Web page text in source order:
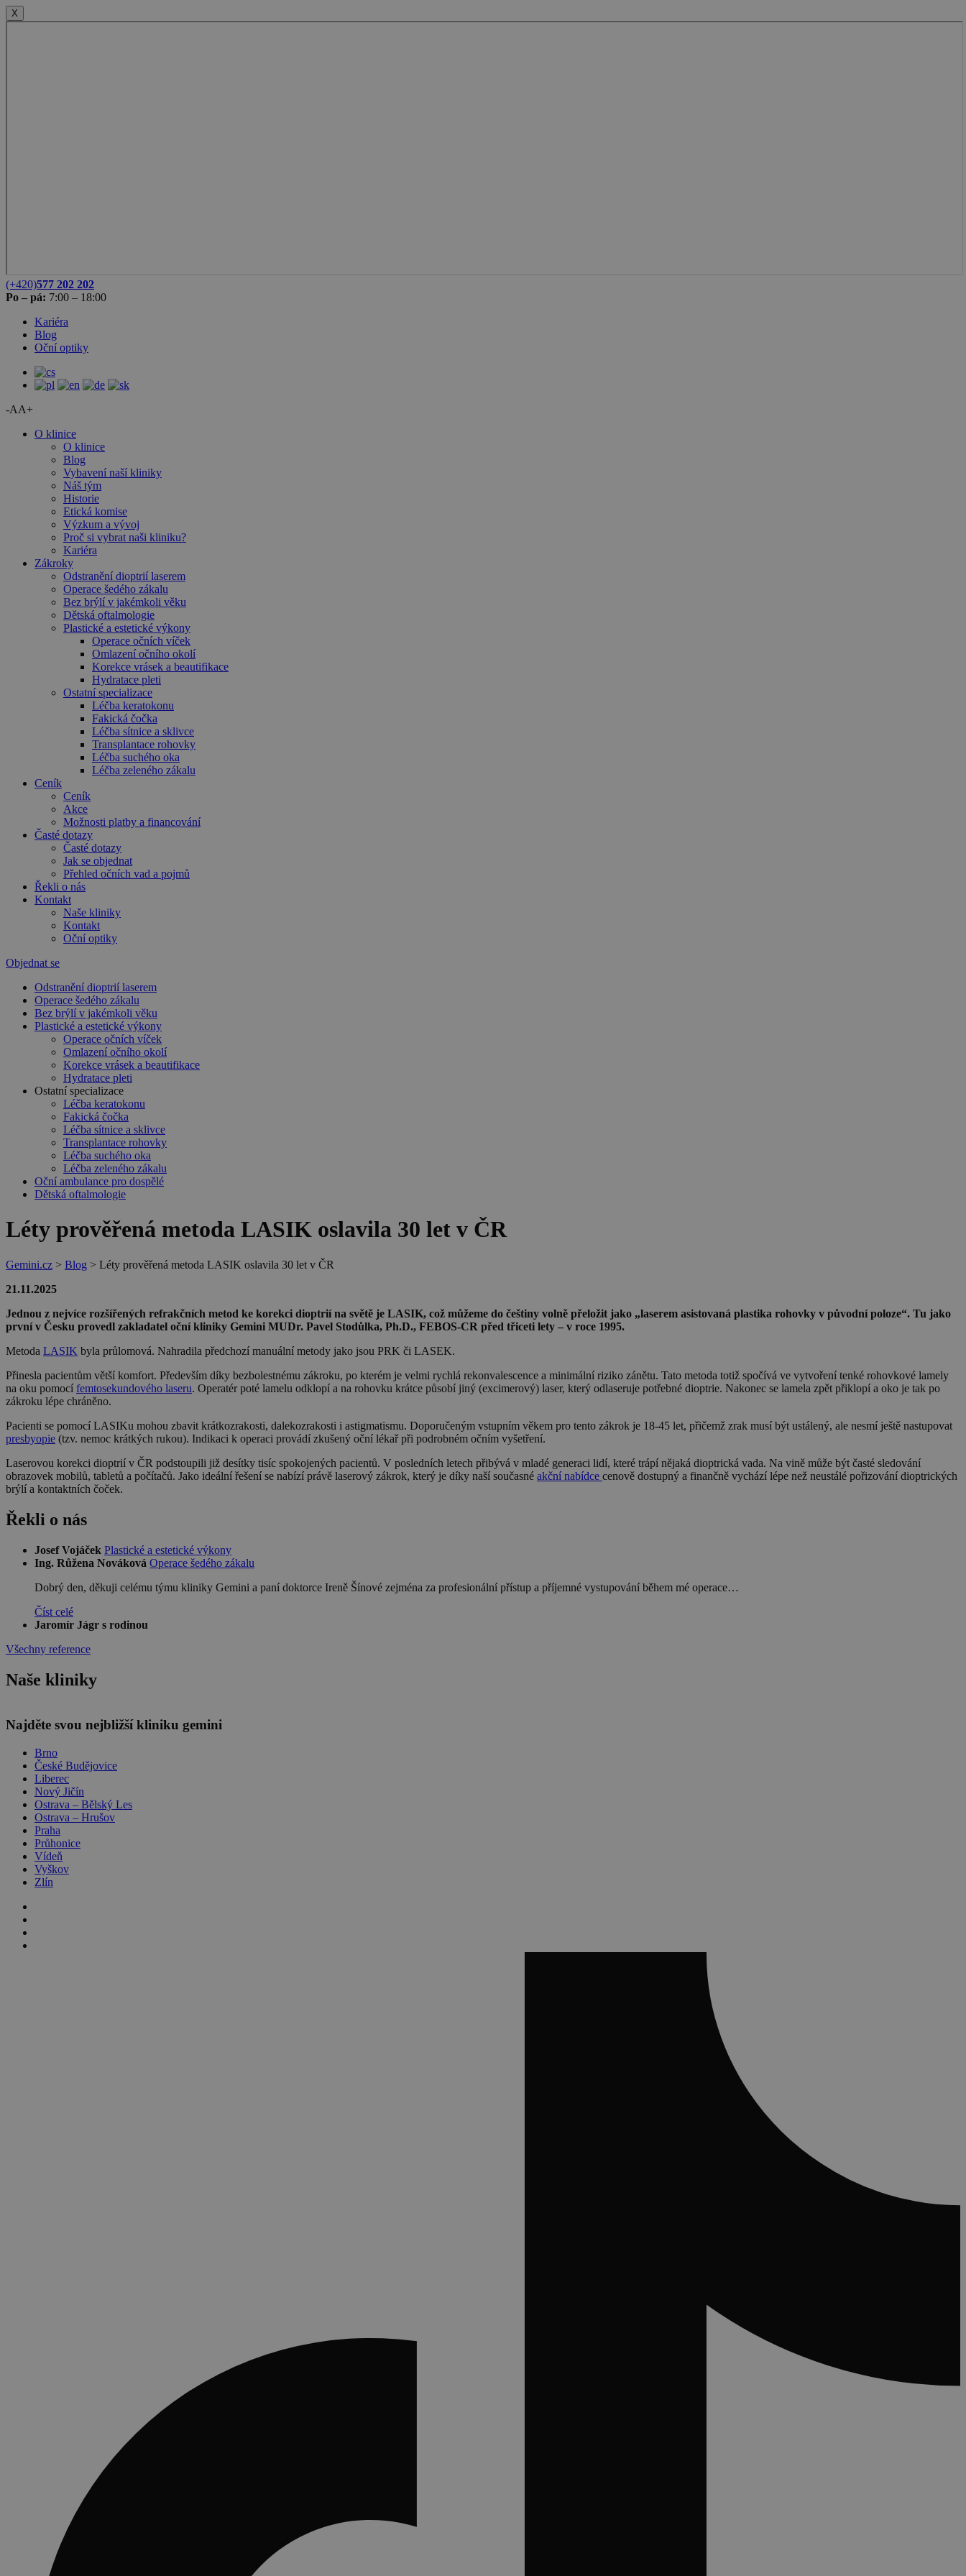
X
(+420)577 202 202
Po – pá: 7:00 – 18:00
Kariéra
Blog
Oční optiky
-AA+
O klinice
O klinice
Blog
Vybavení naší kliniky
Náš tým
Historie
Etická komise
Výzkum a vývoj
Proč si vybrat naši kliniku?
Kariéra
Zákroky
Odstranění dioptrií laserem
Operace šedého zákalu
Bez brýlí v jakémkoli věku
Dětská oftalmologie
Plastické a estetické výkony
Operace očních víček
Omlazení očního okolí
Korekce vrásek a beautifikace
Hydratace pleti
Ostatní specializace
Léčba keratokonu
Fakická čočka
Léčba sítnice a sklivce
Transplantace rohovky
Léčba suchého oka
Léčba zeleného zákalu
Ceník
Ceník
Akce
Možnosti platby a financování
Časté dotazy
Časté dotazy
Jak se objednat
Přehled očních vad a pojmů
Řekli o nás
Kontakt
Naše kliniky
Kontakt
Oční optiky
Objednat se
Odstranění dioptrií laserem
Operace šedého zákalu
Bez brýlí v jakémkoli věku
Plastické a estetické výkony
Operace očních víček
Omlazení očního okolí
Korekce vrásek a beautifikace
Hydratace pleti
Ostatní specializace
Léčba keratokonu
Fakická čočka
Léčba sítnice a sklivce
Transplantace rohovky
Léčba suchého oka
Léčba zeleného zákalu
Oční ambulance pro dospělé
Dětská oftalmologie
Léty prověřená metoda LASIK oslavila 30 let v ČR
Gemini.cz > Blog > Léty prověřená metoda LASIK oslavila 30 let v ČR
21.11.2025
Jednou z nejvíce rozšířených refrakčních metod ke korekci dioptrií na světě je LASIK, což můžeme do češtiny volně přeložit jako „laserem asistovaná plastika rohovky v původní poloze“. Tu jako
první v Česku provedl zakladatel oční kliniky Gemini MUDr. Pavel Stodůlka, Ph.D., FEBOS-CR před třiceti lety – v roce 1995.
Metoda LASIK byla průlomová. Nahradila předchozí manuální metody jako jsou PRK či LASEK.
Přinesla pacientům větší komfort. Především díky bezbolestnému zákroku, po kterém je velmi rychlá rekonvalescence a minimální riziko zánětu. Tato metoda totiž spočívá ve vytvoření tenké rohovkové lamely
na oku pomocí femtosekundového laseru. Operatér poté lamelu odklopí a na rohovku krátce působí jiný (excimerový) laser, který odlaseruje potřebné dioptrie. Nakonec se lamela zpět přiklopí a oko je tak po
zákroku lépe chráněno.
Pacienti se pomocí LASIKu mohou zbavit krátkozrakosti, dalekozrakosti i astigmatismu. Doporučeným vstupním věkem pro tento zákrok je 18-45 let, přičemž zrak musí být ustálený, ale nesmí ještě nastupovat
presbyopie (tzv. nemoc krátkých rukou). Indikaci k operaci provádí zkušený oční lékař při podrobném očním vyšetření.
Laserovou korekci dioptrií v ČR podstoupili již desítky tisíc spokojených pacientů. V posledních letech přibývá v mladé generaci lidí, které trápí nějaká dioptrická vada. Na vině může být časté sledování
obrazovek mobilů, tabletů a počítačů. Jako ideální řešení se nabízí právě laserový zákrok, který je díky naší současné akční nabídce cenově dostupný a finančně vychází lépe než neustálé pořizování dioptrických
brýlí a kontaktních čoček.
Řekli o nás
Josef Vojáček Plastické a estetické výkony
Ing. Růžena Nováková Operace šedého zákalu
Dobrý den, děkuji celému týmu kliniky Gemini a paní doktorce Ireně Šínové zejména za profesionální přístup a příjemné vystupování během mé operace…
Číst celé
Jaromír Jágr s rodinou
Všechny reference
Naše kliniky
Najděte svou nejbližší kliniku gemini
Brno
České Budějovice
Liberec
Nový Jičín
Ostrava – Bělský Les
Ostrava – Hrušov
Praha
Průhonice
Vídeň
Vyškov
Zlín